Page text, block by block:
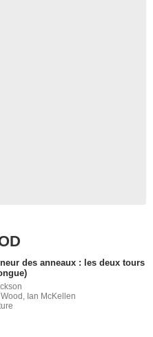
des anneaux : les deux tours
Ian McKellen